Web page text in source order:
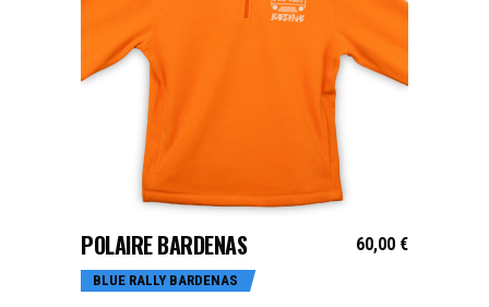
CHOIX DES OPTIONS
POLAIRE BARDENAS 60,00 €
BLUE RALLY BARDENAS